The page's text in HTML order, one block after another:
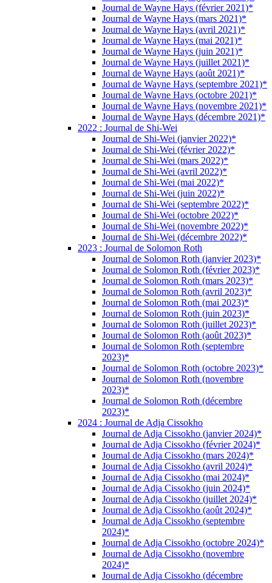
Journal de Wayne Hays (février 2021)*
Journal de Wayne Hays (mars 2021)*
Journal de Wayne Hays (avril 2021)*
Journal de Wayne Hays (mai 2021)*
Journal de Wayne Hays (juin 2021)*
Journal de Wayne Hays (juillet 2021)*
Journal de Wayne Hays (août 2021)*
Journal de Wayne Hays (septembre 2021)*
Journal de Wayne Hays (octobre 2021)*
Journal de Wayne Hays (novembre 2021)*
Journal de Wayne Hays (décembre 2021)*
2022 : Journal de Shi-Wei
Journal de Shi-Wei (janvier 2022)*
Journal de Shi-Wei (février 2022)*
Journal de Shi-Wei (mars 2022)*
Journal de Shi-Wei (avril 2022)*
Journal de Shi-Wei (mai 2022)*
Journal de Shi-Wei (juin 2022)*
Journal de Shi-Wei (septembre 2022)*
Journal de Shi-Wei (octobre 2022)*
Journal de Shi-Wei (novembre 2022)*
Journal de Shi-Wei (décembre 2022)*
2023 : Journal de Solomon Roth
Journal de Solomon Roth (janvier 2023)*
Journal de Solomon Roth (février 2023)*
Journal de Solomon Roth (mars 2023)*
Journal de Solomon Roth (avril 2023)*
Journal de Solomon Roth (mai 2023)*
Journal de Solomon Roth (juin 2023)*
Journal de Solomon Roth (juillet 2023)*
Journal de Solomon Roth (août 2023)*
Journal de Solomon Roth (septembre
2023)*
Journal de Solomon Roth (octobre 2023)*
Journal de Solomon Roth (novembre
2023)*
Journal de Solomon Roth (décembre
2023)*
2024 : Journal de Adja Cissokho
Journal de Adja Cissokho (janvier 2024)*
Journal de Adja Cissokho (février 2024)*
Journal de Adja Cissokho (mars 2024)*
Journal de Adja Cissokho (avril 2024)*
Journal de Adja Cissokho (mai 2024)*
Journal de Adja Cissokho (juin 2024)*
Journal de Adja Cissokho (juillet 2024)*
Journal de Adja Cissokho (août 2024)*
Journal de Adja Cissokho (septembre
2024)*
Journal de Adja Cissokho (octobre 2024)*
Journal de Adja Cissokho (novembre
2024)*
Journal de Adja Cissokho (décembre